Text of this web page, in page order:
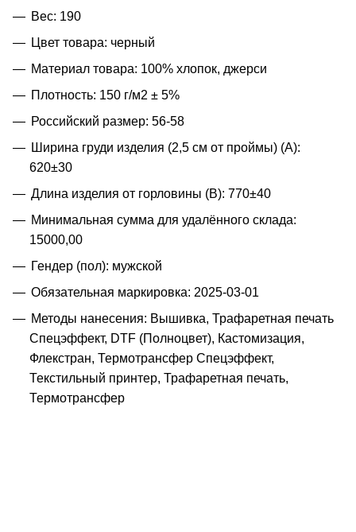
Вес: 190
Цвет товара: черный
Материал товара: 100% хлопок, джерси
Плотность: 150 г/м2 ± 5%
Российский размер: 56-58
Ширина груди изделия (2,5 см от проймы) (A):
620±30
Длина изделия от горловины (B): 770±40
Минимальная сумма для удалённого склада:
15000,00
Гендер (пол): мужской
Обязательная маркировка: 2025-03-01
Методы нанесения: Вышивка, Трафаретная печать
Спецэффект, DTF (Полноцвет), Кастомизация,
Флекстран, Термотрансфер Спецэффект,
Текстильный принтер, Трафаретная печать,
Термотрансфер